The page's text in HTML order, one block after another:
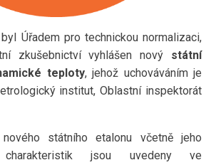
Úřadem pro technickou normalizaci,
zkušebnictví vyhlášen nový státní
teploty, jehož uchováváním je
institut, Oblastní inspektorát
státního etalonu včetně jeho
charakteristik jsou uvedeny ve